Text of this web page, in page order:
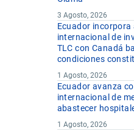
3 Agosto, 2026
Ecuador incorpora
internacional de
TLC con Canadá
condiciones
1 Agosto, 2026
Ecuador avanza
internacional de
abastecer
1 Agosto, 2026